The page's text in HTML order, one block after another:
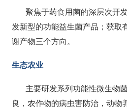
聚焦于药食用菌的深层次开
发新型的功能益生菌产品；获取
谢产物三个方向。
生态农业
主要研发系列功能性微生物
良，农作物的病虫害防治，动物